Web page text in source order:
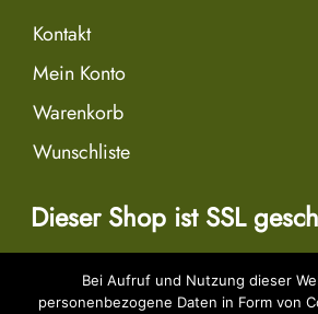
Kontakt
Mein Konto
Warenkorb
Wunschliste
Dieser Shop ist SSL
Bei Aufruf und Nutzung dieser
personenbezogene Daten in Form von